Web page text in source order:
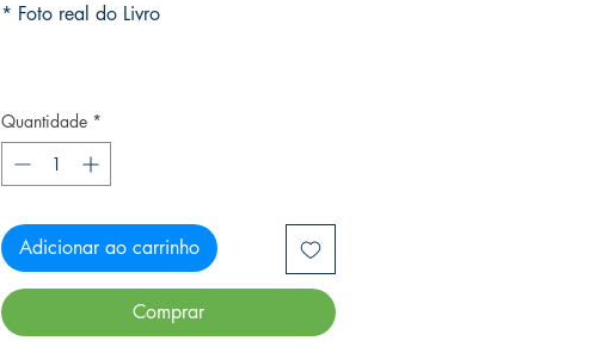
* Foto real do Livro
Quantidade *
Adicionar ao carrinho
Comprar